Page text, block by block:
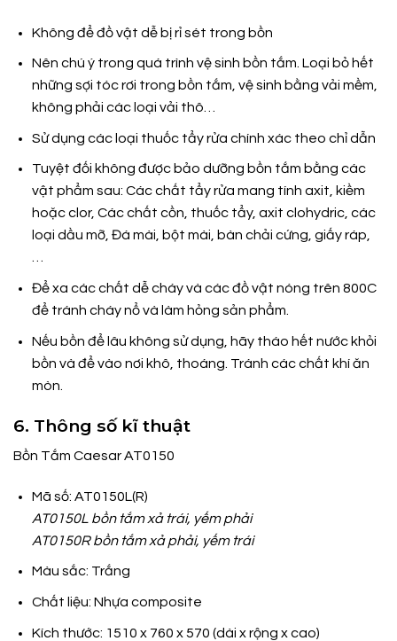
Không để đồ vật dễ bị rỉ sét trong bồn
Nên chú ý trong quá trình vệ sinh bồn tắm. Loại bỏ hết
những sợi tóc rơi trong bồn tắm, vệ sinh bằng vải mềm,
không phải các loại vải thô…
Sử dụng các loại thuốc tẩy rửa chính xác theo chỉ dẫn
Tuyệt đối không được bảo dưỡng bồn tắm bằng các
vật phẩm sau: Các chất tẩy rửa mang tính axit, kiềm
hoặc clor, Các chất cồn, thuốc tẩy, axit clohydric, các
loại dầu mỡ, Đá mài, bột mài, bàn chải cứng, giấy ráp,
…
Để xa các chất dễ cháy và các đồ vật nóng trên 800C
để tránh cháy nổ và làm hỏng sản phẩm.
Nếu bồn để lâu không sử dụng, hãy tháo hết nước khỏi
bồn và để vào nơi khô, thoáng. Tránh các chất khí ăn
mòn.
6. Thông số kĩ thuật
Bồn Tắm Caesar AT0150
Mã số: AT0150L(R)
AT0150L bồn tắmxả trái, yếm phải
AT0150R bồn tắm xảphải, yếm trái
Màu sắc: Trắng
Chất liệu: Nhựa composite
Kích thước: 1510 x 760 x 570 (dài x rộng x cao)